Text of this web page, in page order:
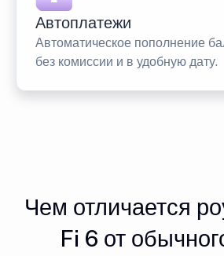
Автоплатежи
Автоматическое пополнение
без комиссии и в удобную дату.
Чем отличается
Fi 6 от